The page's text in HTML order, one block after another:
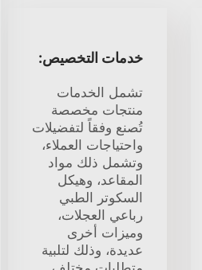
خدمات التخصيص:
تشمل الخدمات
منتجات مخصصة
تُصنع وفقاً لتفضيلات
واحتياجات العملاء،
وتشمل ذلك مواد
المقاعد، وهيكل
السكوتر الطبي
رباعي العجلات،
وميزات أخرى
عديدة، وذلك لتلبية